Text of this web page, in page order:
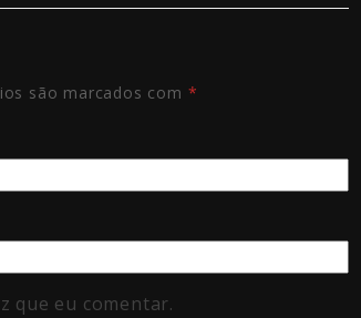
são marcados com *
que eu comentar.